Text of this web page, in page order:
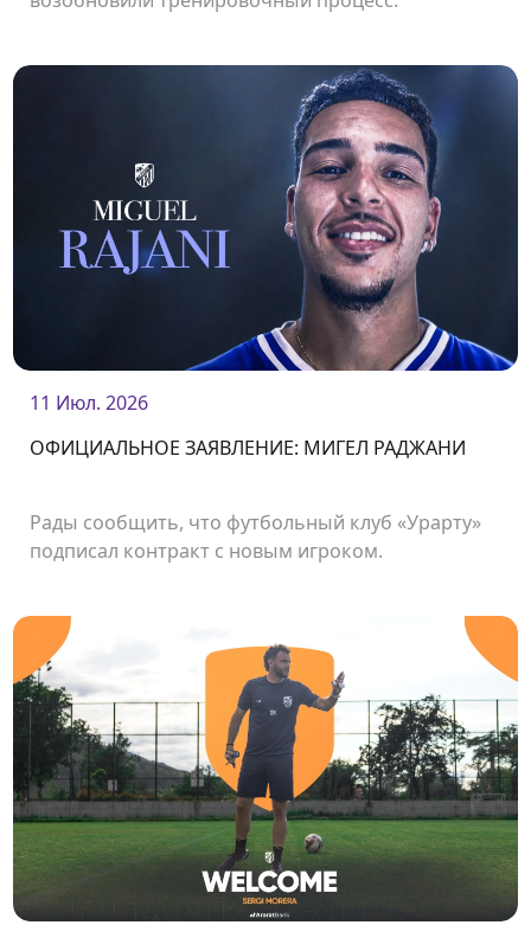
11 Июл. 2026
ОФИЦИАЛЬНОЕ ЗАЯВЛЕНИЕ: МИГЕЛ РАДЖАНИ
Рады сообщить, что футбольный клуб «Урарту»
подписал контракт с новым игроком.